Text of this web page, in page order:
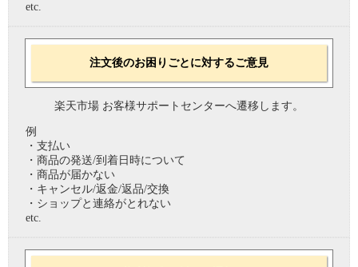
etc.
注文後のお困りごとに対するご意見
楽天市場 お客様サポートセンターへ遷移します。
例
・支払い
・商品の発送/到着日時について
・商品が届かない
・キャンセル/返金/返品/交換
・ショップと連絡がとれない
etc.